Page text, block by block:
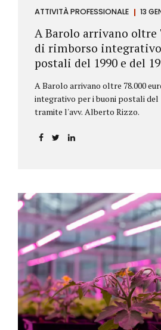
ATTIVITÀ PROFESSIONALE 13
A Barolo arrivano oltre
di rimborso
postali del 1990 e del
A Barolo arrivano oltre 78.000
integrativo per i buoni postali del
tramite l'avv. Alberto Rizzo.